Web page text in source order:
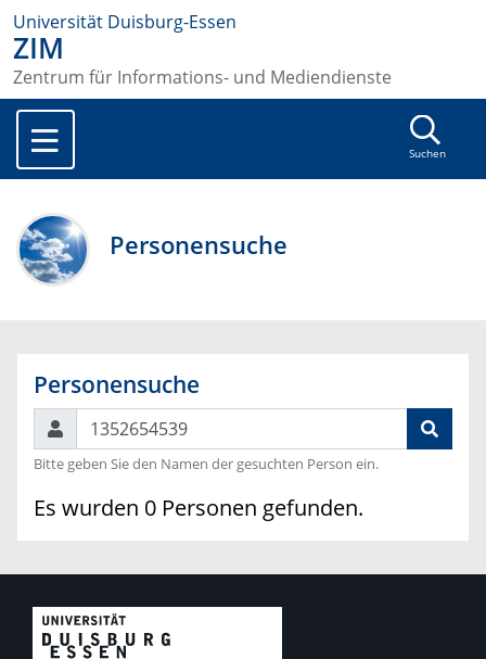
Universität Duisburg-Essen
ZIM
Zentrum für Informations- und Mediendienste
Suchen
Personensuche
Personensuche
Suchen
Bitte geben Sie den Namen der gesuchten Person ein.
Es wurden 0 Personen gefunden.